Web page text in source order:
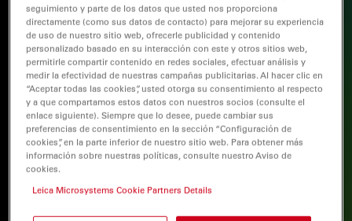
seguimiento y parte de los datos que usted nos proporciona
directamente (como sus datos de contacto) para mejorar su experiencia
de uso de nuestro sitio web, ofrecerle publicidad y contenido
personalizado basado en su interacción con este y otros sitios web,
permitirle compartir contenido en redes sociales, efectuar análisis y
medir la efectividad de nuestras campañas publicitarias. Al hacer clic en
“Aceptar todas las cookies”, usted otorga su consentimiento al respecto
y a que compartamos estos datos con nuestros socios (consulte el
enlace siguiente). Siempre que lo desee, puede cambiar sus
preferencias de consentimiento en la sección “Configuración de
cookies”, en la parte inferior de nuestro sitio web. Para obtener más
información sobre nuestras políticas, consulte nuestro Aviso de
cookies.
Leica Microsystems Cookie Partners Details